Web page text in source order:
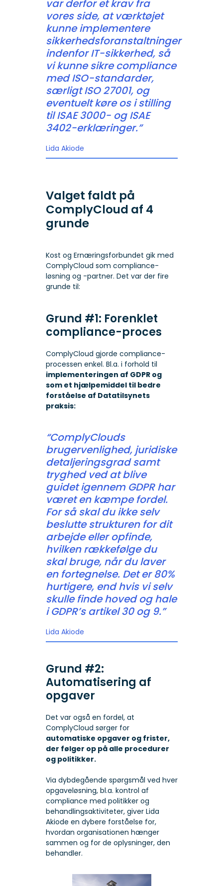
var derfor et krav fra
vores side, at værktøjet
kunne implementere
sikkerhedsforanstaltninger
indenfor IT-sikkerhed, så
vi kunne sikre compliance
med ISO-standarder,
særligt ISO 27001, og
eventuelt køre os i stilling
til ISAE 3000- og ISAE
3402-erklæringer.”
Lida Akiode
Valget faldt på
ComplyCloud af 4
grunde
Kost og Ernæringsforbundet gik med
ComplyCloud som compliance-
løsning og -partner. Det var der fire
grunde til:
Grund #1: Forenklet
compliance-proces
ComplyCloud gjorde compliance-
processen enkel. Bl.a. i forhold til
implementeringen af GDPR og
som et hjælpemiddel til bedre
forståelse af Datatilsynets
praksis:
“ComplyClouds
brugervenlighed, juridiske
detaljeringsgrad samt
tryghed ved at blive
guidet igennem GDPR har
været en kæmpe fordel.
For så skal du ikke selv
beslutte strukturen for dit
arbejde eller opfinde,
hvilken rækkefølge du
skal bruge, når du laver
en fortegnelse. Det er 80%
hurtigere, end hvis vi selv
skulle finde hoved og hale
i GDPR’s artikel 30 og 9.”
Lida Akiode
Grund #2:
Automatisering af
opgaver
Det var også en fordel, at
ComplyCloud sørger for
automatiske opgaver og frister,
der følger op på alle procedurer
og politikker.
Via dybdegående spørgsmål ved hver
opgaveløsning, bl.a. kontrol af
compliance med politikker og
behandlingsaktiviteter, giver Lida
Akiode en dybere forståelse for,
hvordan organisationen hænger
sammen og for de oplysninger, den
behandler.